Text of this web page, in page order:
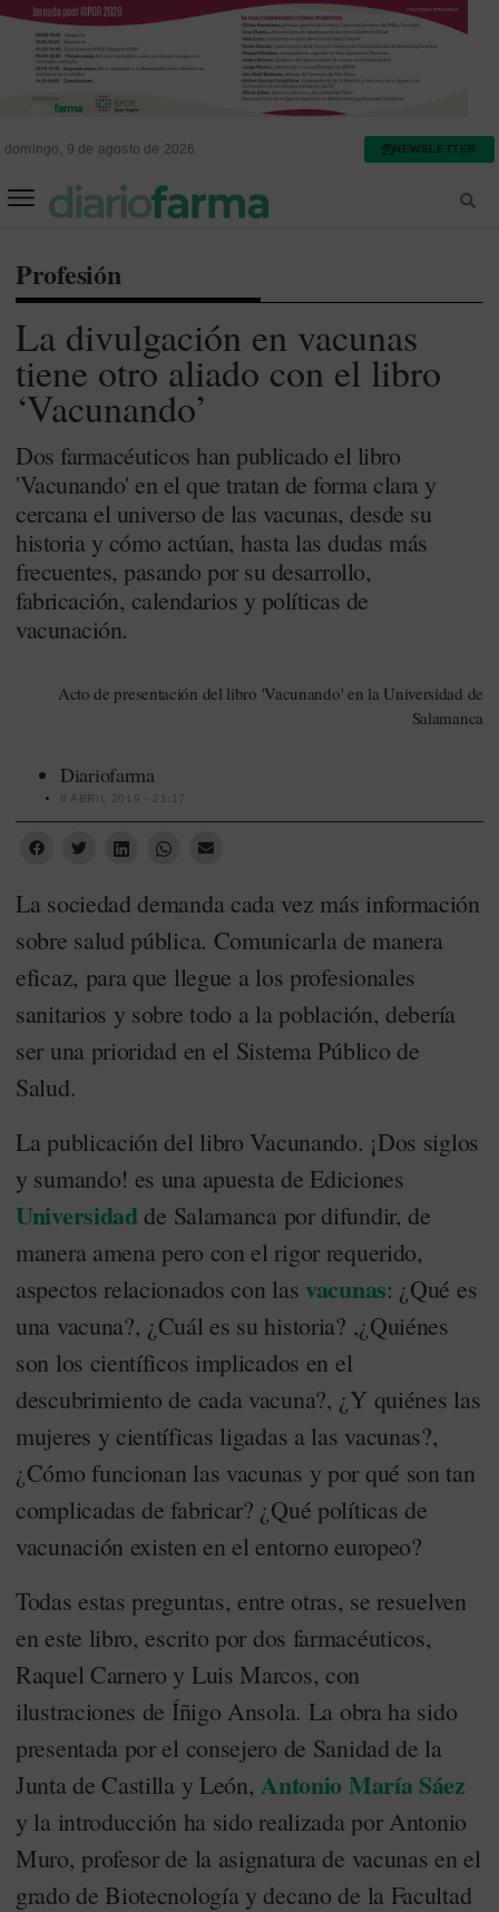
domingo, 9 de agosto de 2026 NEWSLETTER
Profesión
La divulgación en vacunas
tiene otro aliado con el libro
‘Vacunando’
Dos farmacéuticos han publicado el libro
'Vacunando' en el que tratan de forma clara y
cercana el universo de las vacunas, desde su
historia y cómo actúan, hasta las dudas más
frecuentes, pasando por su desarrollo,
fabricación, calendarios y políticas de
vacunación.
Acto de presentación del libro 'Vacunando' en la Universidad de
Salamanca
Diariofarma
8 ABRIL 2019 - 21:17
La sociedad demanda cada vez más información
sobre salud pública. Comunicarla de manera
eficaz, para que llegue a los profesionales
sanitarios y sobre todo a la población, debería
ser una prioridad en el Sistema Público de
Salud.
La publicación del libro Vacunando. ¡Dos siglos
y sumando! es una apuesta de Ediciones
Universidadde Salamanca por difundir, de
manera amena pero con el rigor requerido,
aspectos relacionados con las vacunas: ¿Qué es
una vacuna?, ¿Cuál es su historia? ,¿Quiénes
son los científicos implicados en el
descubrimiento de cada vacuna?, ¿Y quiénes las
mujeres y científicas ligadas a las vacunas?,
¿Cómo funcionan las vacunas y por qué son tan
complicadas de fabricar? ¿Qué políticas de
vacunación existen en el entorno europeo?
Todas estas preguntas, entre otras, se resuelven
en este libro, escrito por dos farmacéuticos,
Raquel Carnero y Luis Marcos, con
ilustraciones de Íñigo Ansola. La obra ha sido
presentada por el consejero de Sanidad de la
Junta de Castilla y León,Antonio María Sáez
y la introducción ha sido realizada por Antonio
Muro, profesor de la asignatura de vacunas en el
grado de Biotecnología y decano de la Facultad